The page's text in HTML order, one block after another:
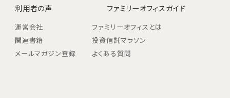
利用者の声
ファミリーオフィスガイド
運営会社
ファミリーオフィスとは
関連書籍
投資信託マラソン
メールマガジン登録
よくある質問